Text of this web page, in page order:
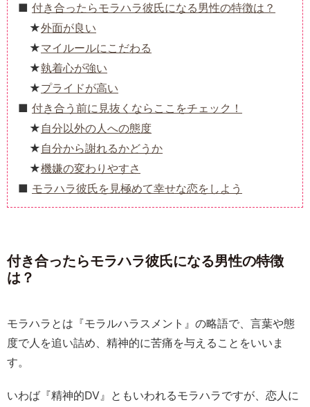
付き合ったらモラハラ彼氏になる男性の特徴は？
外面が良い
マイルールにこだわる
執着心が強い
プライドが高い
付き合う前に見抜くならここをチェック！
自分以外の人への態度
自分から謝れるかどうか
機嫌の変わりやすさ
モラハラ彼氏を見極めて幸せな恋をしよう
付き合ったらモラハラ彼氏になる男性の特徴
は？
モラハラとは『モラルハラスメント』の略語で、言葉や態
度で人を追い詰め、精神的に苦痛を与えることをいいま
す。
いわば『精神的DV』ともいわれるモラハラですが、恋人に